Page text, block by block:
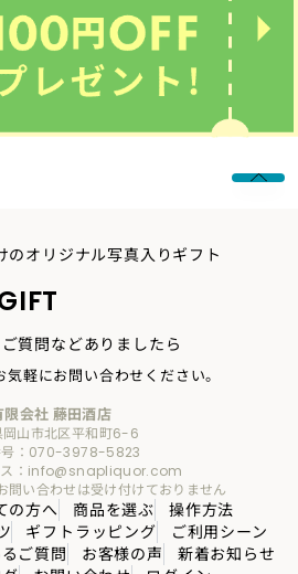
のオリジナル写真入りギフト
質問などありましたら
気軽にお問い合わせください。
限会社 藤田酒店
岡山市北区平和町6-6
号：070-3978-5823
ス：info@snapliquor.com
い合わせは受け付けておりません
の方へ 商品を選ぶ
操作方法
ギフトラッピング
ご利用シーン
ご質問 お客様の声
新着お知らせ